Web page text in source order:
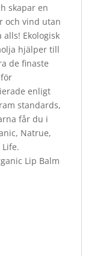
skapar en
och vind utan
Ekologisk
hjälper till
de finaste
enligt
standards,
får du i
Natrue,
Lip Balm